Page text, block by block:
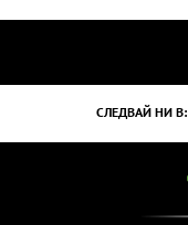
СЛЕДВАЙ НИ В: